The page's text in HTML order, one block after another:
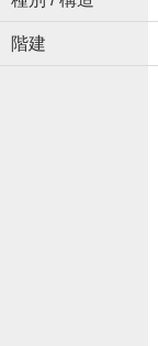
階建